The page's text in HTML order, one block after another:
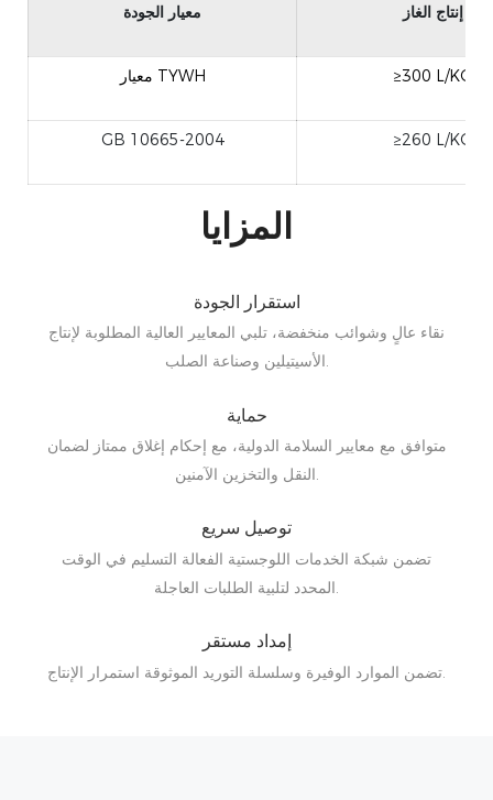
معيار الجودة إنتاج الغاز
معيار TYWH ≥300 L/KG
GB 10665-2004 ≥260 L/KG
المزايا
استقرار الجودة
نقاء عالٍ وشوائب منخفضة، تلبي المعايير العالية المطلوبة لإنتاج
الأسيتيلين وصناعة الصلب.
حماية
متوافق مع معايير السلامة الدولية، مع إحكام إغلاق ممتاز لضمان
النقل والتخزين الآمنين.
توصيل سريع
تضمن شبكة الخدمات اللوجستية الفعالة التسليم في الوقت
المحدد لتلبية الطلبات العاجلة.
إمداد مستقر